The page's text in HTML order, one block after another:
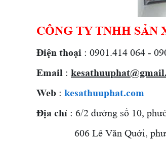
CÔNG TY TNHH
Điện thoại : 0901.414 064 -
Email :
Web : kesathuuphat.com
Địa chỉ : 6/2 đường số 10,
606 Lê Văn Quới,